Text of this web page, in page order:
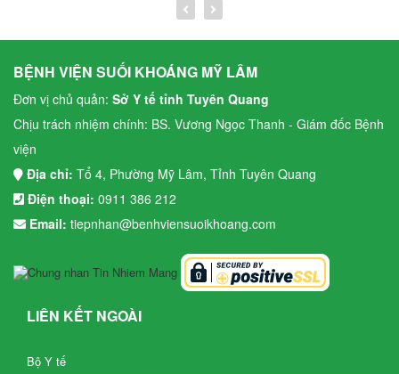
BỆNH VIỆN SUỐI KHOÁNG MỸ LÂM
Đơn vị chủ quản: Sở Y tế tỉnh Tuyên Quang
Chịu trách nhiệm chính: BS. Vương Ngọc Thanh - Giám đốc Bệnh
viện
Địa chỉ: Tổ 4, Phường Mỹ Lâm, Tỉnh Tuyên Quang
Điện thoại: 0911 386 212
Email: tiepnhan@benhviensuoikhoang.com
LIÊN KẾT NGOÀI
Bộ Y tế